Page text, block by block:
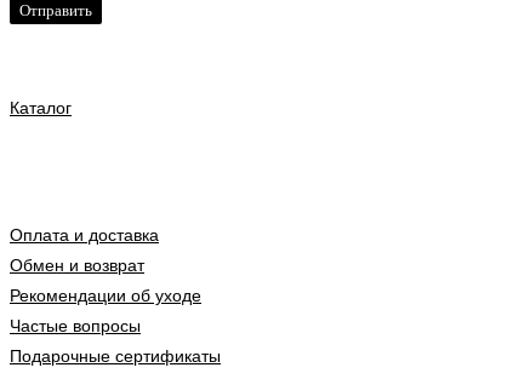
Каталог
Оплата и доставка
Обмен и возврат
Рекомендации об уходе
Частые вопросы
Подарочные сертификаты
Отправить